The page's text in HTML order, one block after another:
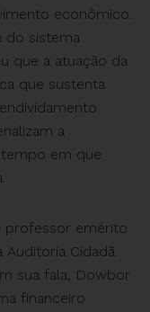
econômico.
do sistema
que a atuação da
que sustenta
a
em que
professor emérito
Auditoria Cidadã
sua fala, Dowbor
financeiro